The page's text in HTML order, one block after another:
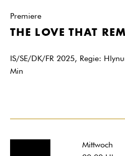
Premiere
THE LOVE THAT
IS/SE/DK/FR 2025, Regie:
Min
Mittwoch